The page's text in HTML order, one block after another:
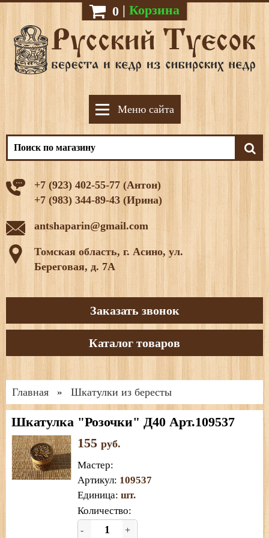
0 | Корзина
Меню сайта
+7 (923) 402-55-77 (Антон)
+7 (983) 344-89-43 (Ирина)
antshaparin@gmail.com
Томская область, г. Асино, ул.
Береговая, д. 7А
Заказать звонок
Каталог товаров
Главная » Шкатулки из бересты
Шкатулка "Розочки" Д40 Арт.109537
155 руб.
Мастер:
Артикул: 109537
Единица: шт.
Количество:
- +